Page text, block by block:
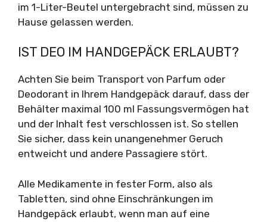
im 1-Liter-Beutel untergebracht sind, müssen zu
Hause gelassen werden.
IST DEO IM HANDGEPÄCK ERLAUBT?
Achten Sie beim Transport von Parfum oder
Deodorant in Ihrem Handgepäck darauf, dass der
Behälter maximal 100 ml Fassungsvermögen hat
und der Inhalt fest verschlossen ist. So stellen
Sie sicher, dass kein unangenehmer Geruch
entweicht und andere Passagiere stört.
Alle Medikamente in fester Form, also als
Tabletten, sind ohne Einschränkungen im
Handgepäck erlaubt, wenn man auf eine